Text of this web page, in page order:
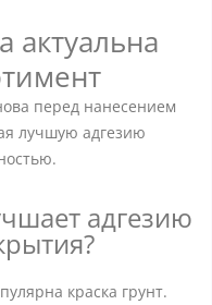
актуальна
перед нанесением
лучшую адгезию
адгезию
краска грунт.